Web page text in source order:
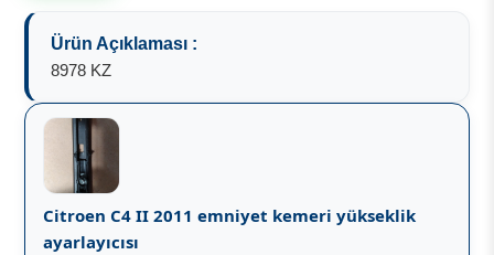
Ürün Açıklaması :
8978 KZ
Citroen C4 II 2011 emniyet kemeri yükseklik
ayarlayıcısı